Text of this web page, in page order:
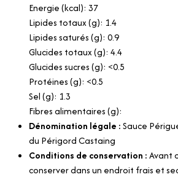
Energie (kcal): 37
Lipides totaux (g): 1.4
Lipides saturés (g): 0.9
Glucides totaux (g): 4.4
Glucides sucres (g): <0.5
Protéines (g): <0.5
Sel (g): 1.3
Fibres alimentaires (g):
Dénomination légale :Sauce
du Périgord Castaing
Conditions de conservation :Avant
conserver dans un endroit frais et